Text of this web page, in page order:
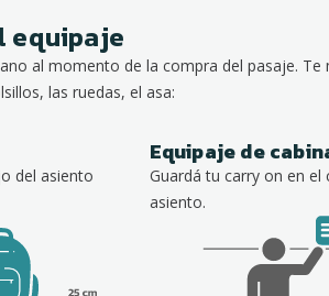
equipaje
al momento de la compra del pasaje.
las ruedas, el asa:
del asiento
Equipaje de
Guardá tu carry on en
asiento.